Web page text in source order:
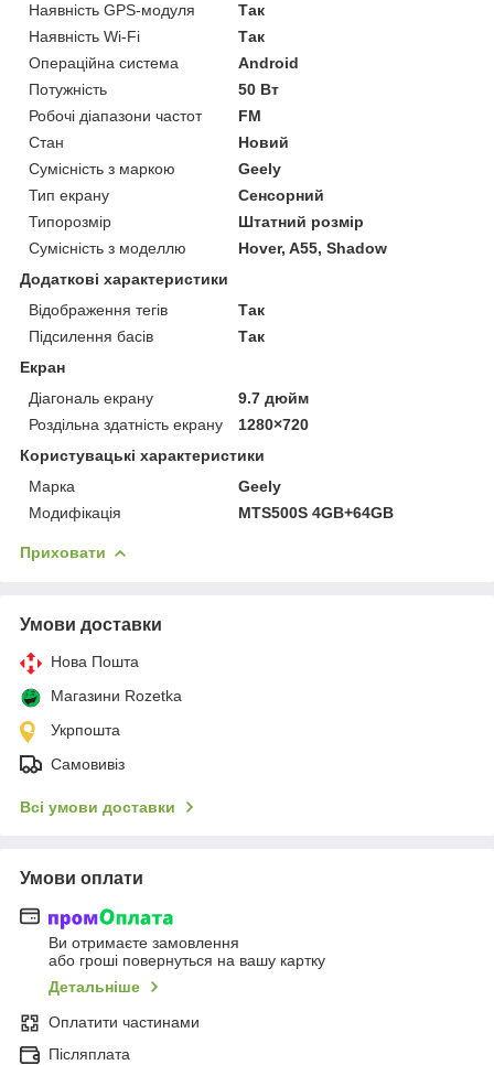
Наявність GPS-модуля
Так
Наявність Wi-Fi
Так
Операційна система
Android
Потужність
50 Вт
Робочі діапазони частот
FM
Стан
Новий
Сумісність з маркою
Geely
Тип екрану
Сенсорний
Типорозмір
Штатний розмір
Сумісність з моделлю
Hover, A55, Shadow
Додаткові характеристики
Відображення тегів
Так
Підсилення басів
Так
Екран
Діагональ екрану
9.7 дюйм
Роздільна здатність екрану
1280×720
Користувацькі характеристики
Марка
Geely
Модифікація
MTS500S 4GB+64GB
Приховати
Умови доставки
Нова Пошта
Магазини Rozetka
Укрпошта
Самовивіз
Всі умови доставки
Умови оплати
Ви отримаєте замовлення
або гроші повернуться на вашу картку
Детальніше
Оплатити частинами
Післяплата